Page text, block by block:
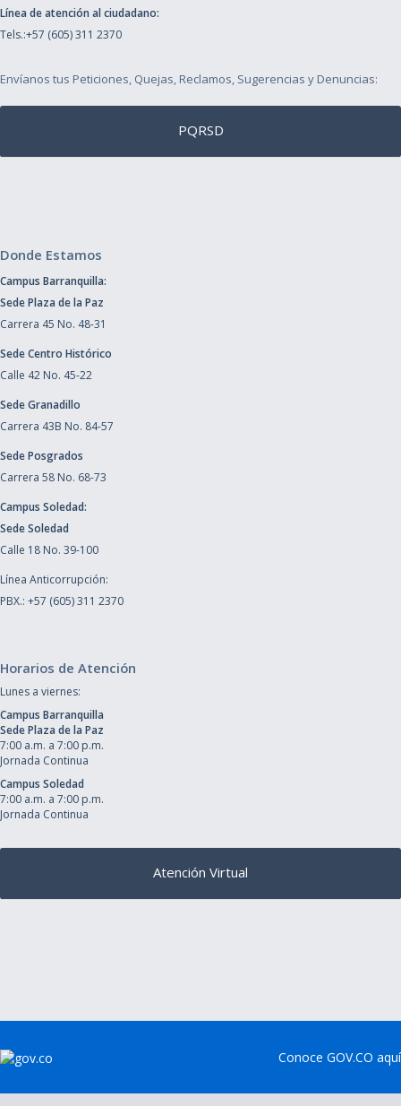
Línea de atención al ciudadano:
Tels.:+57 (605) 311 2370
Envíanos tus Peticiones, Quejas, Reclamos, Sugerencias y Denuncias:
PQRSD
Donde Estamos
Campus Barranquilla:
Sede Plaza de la Paz
Carrera 45 No. 48-31
Sede Centro Histórico
Calle 42 No. 45-22
Sede Granadillo
Carrera 43B No. 84-57
Sede Posgrados
Carrera 58 No. 68-73
Campus Soledad:
Sede Soledad
Calle 18 No. 39-100
Línea Anticorrupción:
PBX.: +57 (605) 311 2370
Horarios de Atención
Lunes a viernes:
Campus Barranquilla
Sede Plaza de la Paz
7:00 a.m. a 7:00 p.m.
Jornada Continua
Campus Soledad
7:00 a.m. a 7:00 p.m.
Jornada Continua
Atención Virtual
Conoce GOV.CO aquí